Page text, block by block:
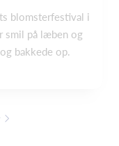
blomsterfestival i
smil på læben og
bakkede op.